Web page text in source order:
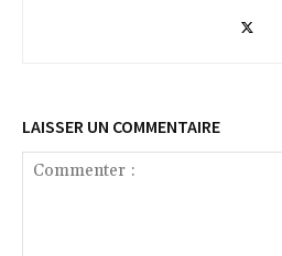
LAISSER UN COMMENTAIRE